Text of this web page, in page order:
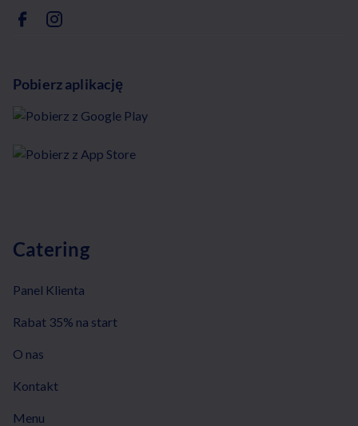
Pobierz aplikację
Catering
Panel Klienta
Rabat 35% na start
O nas
Kontakt
Menu